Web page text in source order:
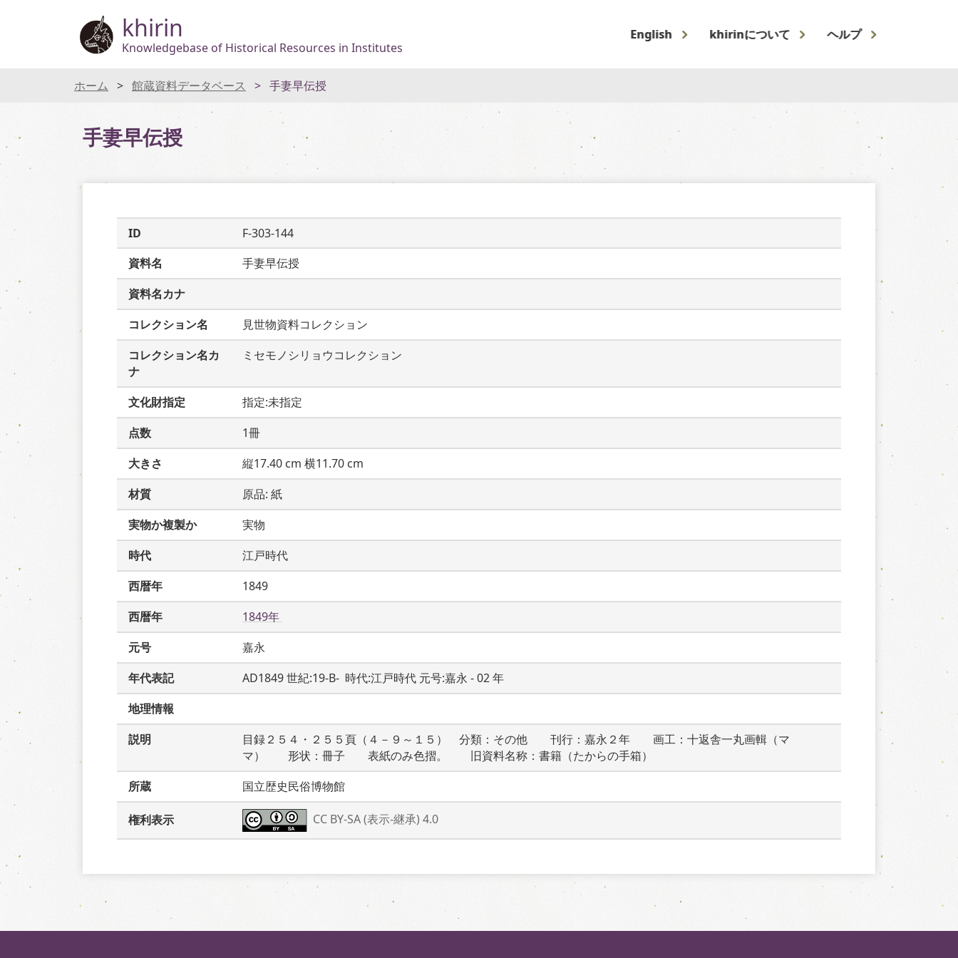
khirin
Knowledgebase of Historical Resources in Institutes
English khirinについて ヘルプ
ホーム 館蔵資料データベース 手妻早伝授
手妻早伝授
ID
F-303-144
資料名
手妻早伝授
資料名カナ
コレクション名
見世物資料コレクション
コレクション名カ
ナ
ミセモノシリョウコレクション
文化財指定
指定:未指定
点数
1冊
大きさ
縦17.40 cm 横11.70 cm
材質
原品: 紙
実物か複製か
実物
時代
江戸時代
西暦年
1849
西暦年
1849年
元号
嘉永
年代表記
AD1849 世紀:19-B-  時代:江戸時代 元号:嘉永 - 02 年
地理情報
説明
目録２５４・２５５頁（４－９～１５）　分類：その他　　刊行：嘉永２年　　画工：十返舎一丸画輯（マ
マ）　　形状：冊子　　表紙のみ色摺。　　旧資料名称：書籍（たからの手箱）
所蔵
国立歴史民俗博物館
権利表示 CC BY-SA (表示-継承) 4.0